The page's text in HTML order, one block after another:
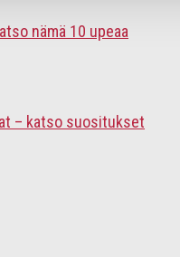
nämä 10 upeaa
– katso suositukset